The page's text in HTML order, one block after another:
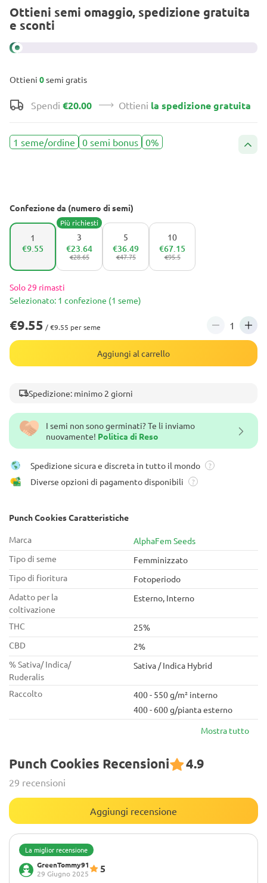
I semi non sono germinati? Te li inviamo
nuovamente! Politica di Reso
Spedizione sicura e discreta in tutto il mondo ?
Diverse opzioni di pagamento disponibili ?
Punch Cookies Caratteristiche
Marca
AlphaFem Seeds
Tipo di seme
Femminizzato
Tipo di fioritura
Fotoperiodo
Adatto per la
coltivazione
Esterno, Interno
THC
25%
CBD
2%
% Sativa/ Indica/
Ruderalis
Sativa / Indica Hybrid
Raccolto
400 - 550 g/m² interno
400 - 600 g/pianta esterno
Mostra tutto
Punch Cookies Recensioni 4.9
29 recensioni
Aggiungi recensione
La miglior recensione
GreenTommy91
29 Giugno 2025
5
Ottieni semi omaggio, spedizione gratuita
e sconti
Ottieni 0semi gratis
Spendi €20.00 Ottieni la spedizione gratuita
1 seme/ordine 0 semi bonus 0%
Confezione da (numero di semi)
1
€9.55
3
Più richiesti
€28.65
€23.64
5
€47.75
€36.49
10
€95.5
€67.15
Solo 29 rimasti
Selezionato: 1 confezione (1 seme)
€9.55 / €9.55 per seme
Aggiungi al carrello
Spedizione: minimo 2 giorni